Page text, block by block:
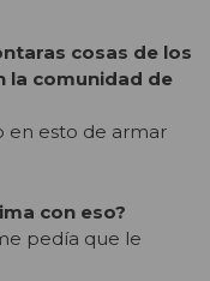
cosas de los
la comunidad de
en esto de armar
con eso?
pedía que le